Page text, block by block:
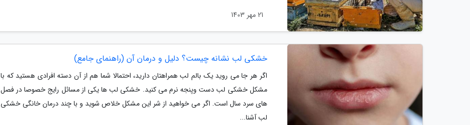
21 مهر 1403
خشکی لب نشانه چیست؟ دلیل و درمان آن (راهنمای جامع)
اگر هر جا می روید یک بالم لب همراهتان دارید، احتمالا شما هم از آن دسته افرادی هستید که با
مشکل خشکی لب دست وپنجه نرم می کنید. خشکی لب ها یکی از مسائل رایج خصوصا در فصل
های سرد سال است. اگر می خواهید از شر این مشکل خلاص شوید و با چند درمان خانگی خشکی
لب آشنا...